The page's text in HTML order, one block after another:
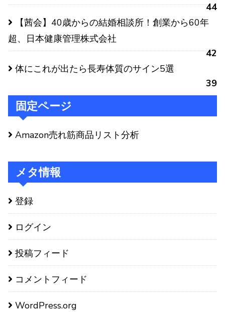
44
【茜会】40歳からの結婚相談所！創業から60年
超、日本健康管理株式会社
42
体にこれが出たら長寿体質のサイン5選
39
固定ページ
Amazon売れ筋商品リスト分析
メタ情報
登録
ログイン
投稿フィード
コメントフィード
WordPress.org